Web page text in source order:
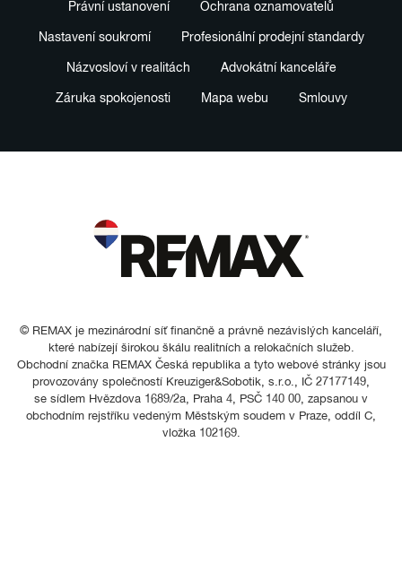
Právní ustanovení Ochrana oznamovatelů
Nastavení soukromí Profesionální prodejní standardy
Názvosloví v realitách Advokátní kanceláře
Záruka spokojenosti Mapa webu Smlouvy
© REMAX je mezinárodní síť finančně a právně nezávislých kanceláří,
které nabízejí širokou škálu realitních a relokačních služeb.
Obchodní značka REMAX Česká republika a tyto webové stránky jsou
provozovány společností Kreuziger&Sobotik, s.r.o., IČ 27177149,
se sídlem Hvězdova 1689/2a, Praha 4, PSČ 140 00, zapsanou v
obchodním rejstříku vedeným Městským soudem v Praze, oddíl C,
vložka 102169.